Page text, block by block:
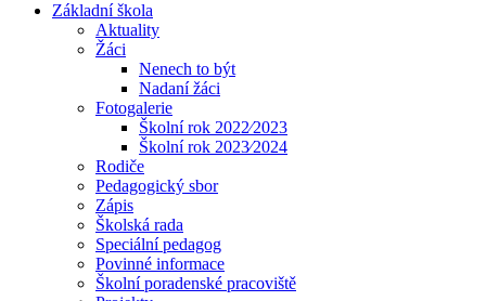
Základní škola
Aktuality
Žáci
Nenech to být
Nadaní žáci
Fotogalerie
Školní rok 2022⁄2023
Školní rok 2023⁄2024
Rodiče
Pedagogický sbor
Zápis
Školská rada
Speciální pedagog
Povinné informace
Školní poradenské pracoviště